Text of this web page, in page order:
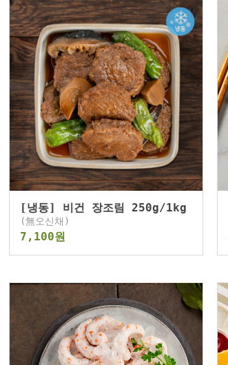
[냉동] 비건 장조림 250g/1kg
(無오신채)
7,100원